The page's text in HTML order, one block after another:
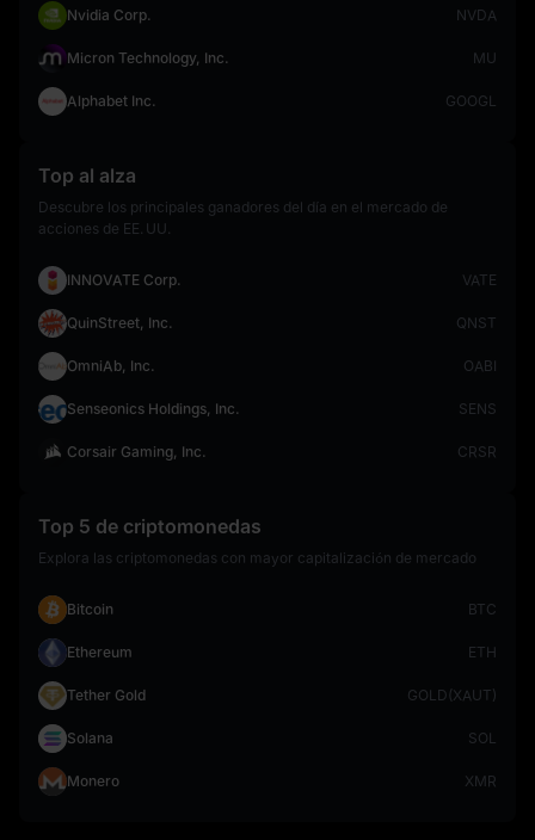
Nvidia Corp. NVDA
Micron Technology, Inc. MU
Alphabet Inc. GOOGL
Top al alza
Descubre los principales ganadores del día en el mercado de
acciones de EE. UU.
INNOVATE Corp. VATE
QuinStreet, Inc. QNST
OmniAb, Inc. OABI
Senseonics Holdings, Inc. SENS
Corsair Gaming, Inc. CRSR
Top 5 de criptomonedas
Explora las criptomonedas con mayor capitalización de mercado
Bitcoin BTC
Ethereum ETH
Tether Gold GOLD(XAUT)
Solana SOL
Monero XMR